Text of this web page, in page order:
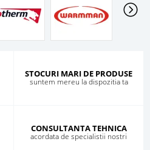
STOCURI MARI DE PRODUSE
suntem mereu la dispozitia ta
CONSULTANTA TEHNICA
acordata de specialistii nostri